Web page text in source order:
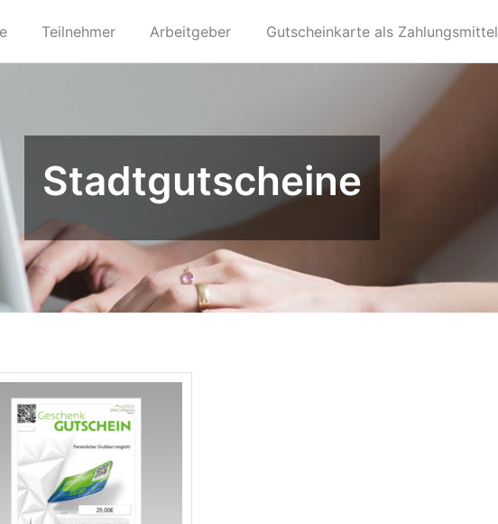
Teilnehmer Arbeitgeber Gutscheinkarte als Zahlungsmittel
Stadtgutscheine